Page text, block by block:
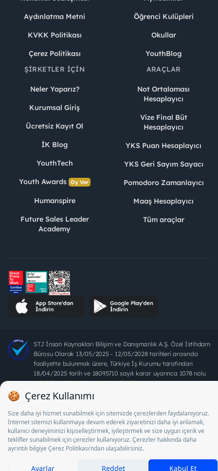
Aydınlatma Metni
KVKK Politikası
Çerez Politikası
Öğrenci Kulüpleri
Okullar
YouthBlog
ŞIRKETLER İÇIN
Neler Yaparız?
Kurumsal Giriş
Ücretsiz Kayıt Ol
İK Blog
YouthTech
Youth Awards Oy Ver
Humanspire
Future Sales Leader
Academy
ARAÇLAR
Not Ortalaması
Hesaplayıcı
Vize Final Büt
Hesaplayıcı
YKS Puan Hesaplayıcı
YKS Geri Sayım Sayacı
Pomodoro Zamanlayıcı
Maaş Hesaplayıcı
Tüm araçlar
STJ İnsan Kaynakları Bilişim ve Danışmanlık A.Ş. Özel İstihdam
Bürosu Olarak 13/05/2025 - 12/05/2028 tarihleri arasında
faaliyette bulunmak üzere, Türkiye İş Kurumu tarafından
18/04/2025 tarih ve 18095710 sayılı karar uyarınca 1078 nolu
belge ile faaliyet göstermektedir. 4904 sayılı kanun uyarınca iş
arayanlardan ücret alınması yasaktır.